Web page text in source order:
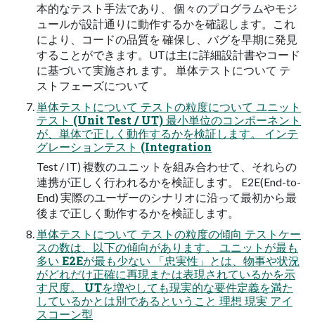
本的なテスト手法であり、 個々のプログラムやモジ
ュールが設計通りに動作するかを確認します。これ
により、コードの品質を 確保し、バグを早期に発見
することができます。UTは主に詳細設計書やコード
に基づいて実施され ます。 単体テストについて テ
ストフェーズについて
単体テストについて テストの粒度について ユニット
テスト (Unit Test / UT) 最小単位のコンポーネント
が、単体で正しく動作するかを検証します。 インテ
グレーションテスト (Integration
Test / IT) 複数のユニットを組み合わせて、それらの
連携が正しく行われるかを検証します。 E2E(End-to-
End) 実際のユーザーのシナリオに沿って最初から最
後まで正しく動作するかを検証します。
単体テストについて テストの粒度の傾向 テストケー
スの数は、以下の傾向があります。 ユニットが最も
多い E2Eが最も少ない 「忠実性」とは、物事や状況
がどれだけ正確に再現または表現されているかを示
す尺度。 UTを増やしても現実的な要件定義を満た
しているかとは別であるということ 理想 現実 アイ
スコーン型